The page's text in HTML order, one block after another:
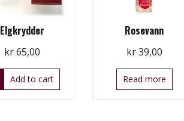
Elgkrydder
kr65,00
Add to cart
Rosevann
kr39,00
Read more